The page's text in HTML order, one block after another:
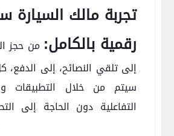
تجربة مالك السيارة
رقمية بالكامل: من حجز
إلى تلقي النصائح، إلى
سيتم من خلال التطبيقات
التفاعلية دون الحاجة إلى